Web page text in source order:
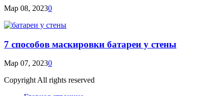
Мар 08, 20230
7 способов маскировки батареи у стены
Мар 07, 20230
Copyright All rights reserved